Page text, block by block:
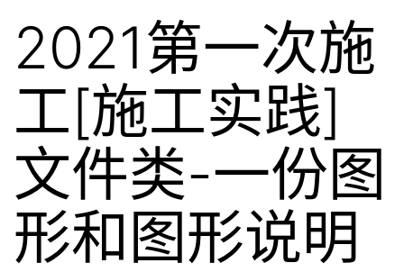
2021第一次施
工[施工实践]
文件类-一份图
形和图形说明